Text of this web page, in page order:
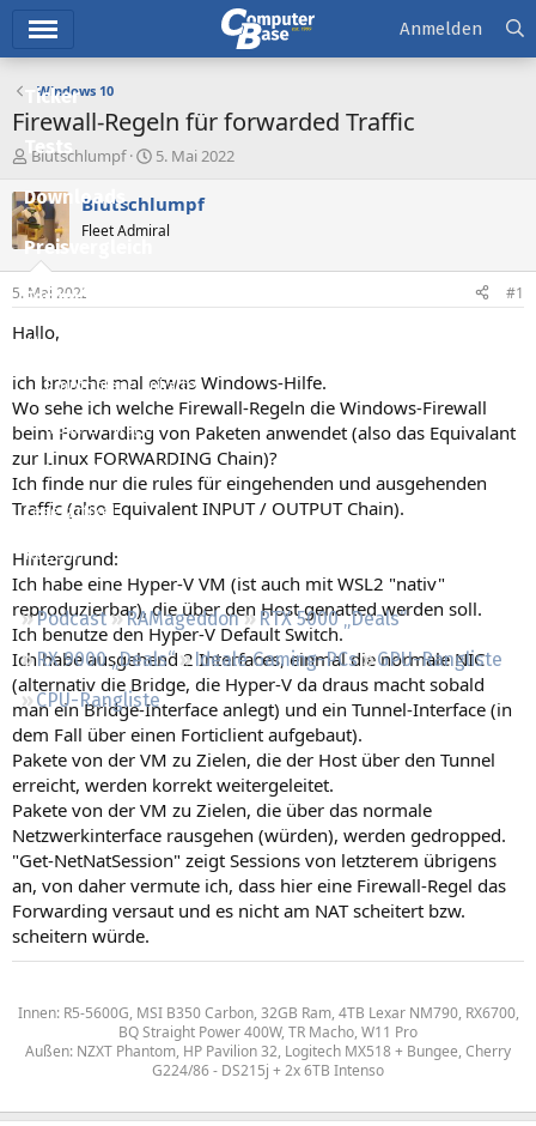
Ticker
Tests
Downloads
Preisvergleich
Forum
Aktuelles
Empfohlene Inhalte
Neue Beiträge
Neueste Aktivitäten
Leserartikel
Regeln
Podcast RAMageddon
RTX 5000 „Deals“
RX 9000 „Deals“
Ideale Gaming-PCs
GPU-Rangliste
CPU-Rangliste
Anmelden
Windows 10
Firewall-Regeln für forwarded Traffic
E
s
t
e
l
e
r
Blutschlumpf
E
s
e
t
5. Mai 2022
Blutschlumpf
Fleet Admiral
5. Mai 2022 #1
Hallo,
ich brauche mal etwas Windows-Hilfe.
Wo sehe ich welche Firewall-Regeln die Windows-Firewall
beim Forwarding von Paketen anwendet (also das Equivalant
zur Linux FORWARDING Chain)?
Ich finde nur die rules für eingehenden und ausgehenden
Traffic (also Equivalent INPUT / OUTPUT Chain).
Hintergrund:
Ich habe eine Hyper-V VM (ist auch mit WSL2 "nativ"
reproduzierbar), die über den Host genatted werden soll.
Ich benutze den Hyper-V Default Switch.
Ich habe ausgehend 2 Interfaces, einmal die normale NIC
(alternativ die Bridge, die Hyper-V da draus macht sobald
man ein Bridge-Interface anlegt) und ein Tunnel-Interface (in
dem Fall über einen Forticlient aufgebaut).
Pakete von der VM zu Zielen, die der Host über den Tunnel
erreicht, werden korrekt weitergeleitet.
Pakete von der VM zu Zielen, die über das normale
Netzwerkinterface rausgehen (würden), werden gedropped.
"Get-NetNatSession" zeigt Sessions von letzterem übrigens
an, von daher vermute ich, dass hier eine Firewall-Regel das
Forwarding versaut und es nicht am NAT scheitert bzw.
scheitern würde.
Innen: R5-5600G, MSI B350 Carbon, 32GB Ram, 4TB Lexar NM790, RX6700,
BQ Straight Power 400W, TR Macho, W11 Pro
Außen: NZXT Phantom, HP Pavilion 32, Logitech MX518 + Bungee, Cherry
G224/86 - DS215j + 2x 6TB Intenso